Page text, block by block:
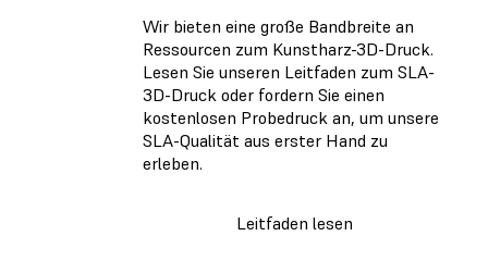
Wir bieten eine große Bandbreite an
Ressourcen zum Kunstharz-3D-Druck.
Lesen Sie unseren Leitfaden zum SLA-
3D-Druck oder fordern Sie einen
kostenlosen Probedruck an, um unsere
SLA-Qualität aus erster Hand zu
erleben.
Leitfaden lesen